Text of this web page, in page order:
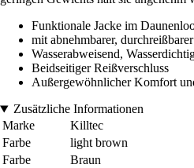
Funktionale Jacke im
mit abnehmbarer,
Wasserabweisend,
Beidseitiger Reißverschluss
Außergewöhnlicher Komfort
Zusätzliche Informationen
Marke
Killtec
Farbe
light brown
Farbe
Braun